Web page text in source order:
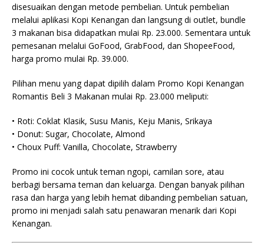
disesuaikan dengan metode pembelian. Untuk pembelian
melalui aplikasi Kopi Kenangan dan langsung di outlet, bundle
3 makanan bisa didapatkan mulai Rp. 23.000. Sementara untuk
pemesanan melalui GoFood, GrabFood, dan ShopeeFood,
harga promo mulai Rp. 39.000.
Pilihan menu yang dapat dipilih dalam Promo Kopi Kenangan
Romantis Beli 3 Makanan mulai Rp. 23.000 meliputi:
• Roti: Coklat Klasik, Susu Manis, Keju Manis, Srikaya
• Donut: Sugar, Chocolate, Almond
• Choux Puff: Vanilla, Chocolate, Strawberry
Promo ini cocok untuk teman ngopi, camilan sore, atau
berbagi bersama teman dan keluarga. Dengan banyak pilihan
rasa dan harga yang lebih hemat dibanding pembelian satuan,
promo ini menjadi salah satu penawaran menarik dari Kopi
Kenangan.